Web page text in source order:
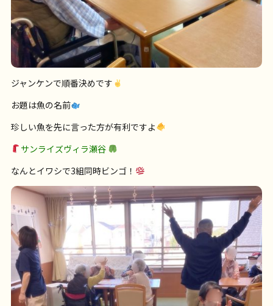
ジャンケンで順番決めです
お題は魚の名前
珍しい魚を先に言った方が有利ですよ
サンライズヴィラ瀬谷
なんとイワシで3組同時ビンゴ！